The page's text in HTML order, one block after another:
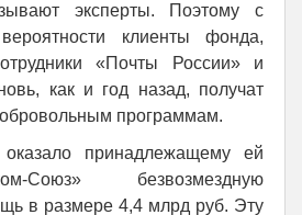
эксперты. Поэтому с
клиенты фонда,
«Почты России» и
как и год назад, получат
программам.
принадлежащему ей
Союз» безвозмездную
в размере 4,4 млрд руб. Эту